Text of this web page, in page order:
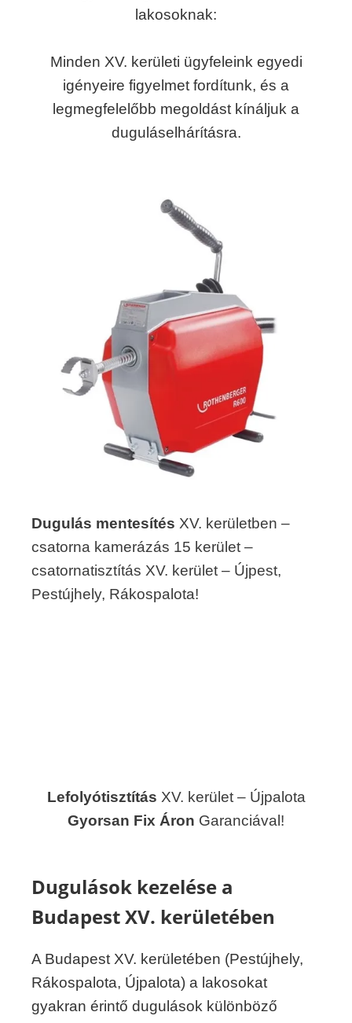
lakosoknak:
Minden XV. kerületi ügyfeleink egyedi
igényeire figyelmet fordítunk, és a
legmegfelelőbb megoldást kínáljuk a
duguláselhárításra.
Dugulás mentesítés XV. kerületben –
csatorna kamerázás 15 kerület –
csatornatisztítás XV. kerület – Újpest,
Pestújhely, Rákospalota!
Lefolyótisztítás XV. kerület – Újpalota
Gyorsan Fix Áron Garanciával!
Dugulások kezelése a
Budapest XV. kerületében
A Budapest XV. kerületében (Pestújhely,
Rákospalota, Újpalota) a lakosokat
gyakran érintő dugulások különböző